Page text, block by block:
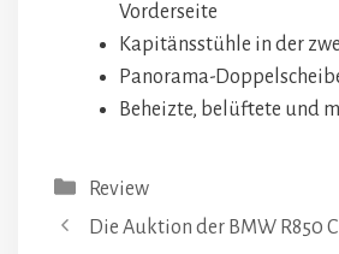
Vorderseite
Kapitänsstühle in der
Panorama-
Beheizte, belüftete und
Kategorien
Review
Die Auktion der BMW R850